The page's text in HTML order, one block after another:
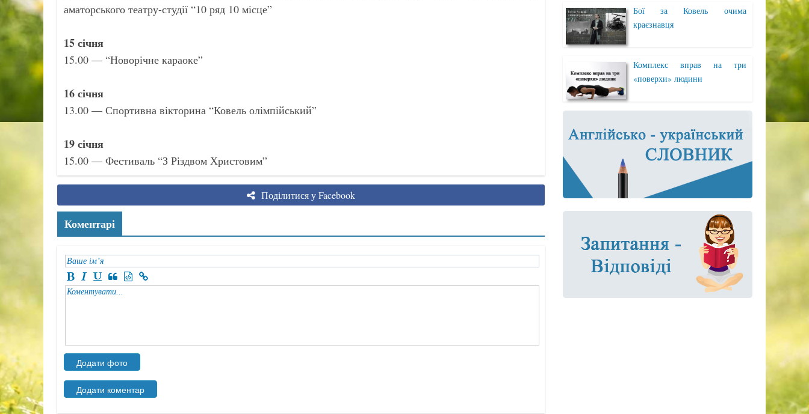
аматорського театру-студії “10 ряд 10 місце”
15 січня
15.00 — “Новорічне караоке”
16 січня
13.00 — Спортивна вікторина “Ковель олімпійський”
19 січня
15.00 — Фестиваль “З Різдвом Христовим”
Поділитися у Facebook
Коментарі
Бої за Ковель очима
краєзнавця
Комплекс вправ на три
«поверхи» людини